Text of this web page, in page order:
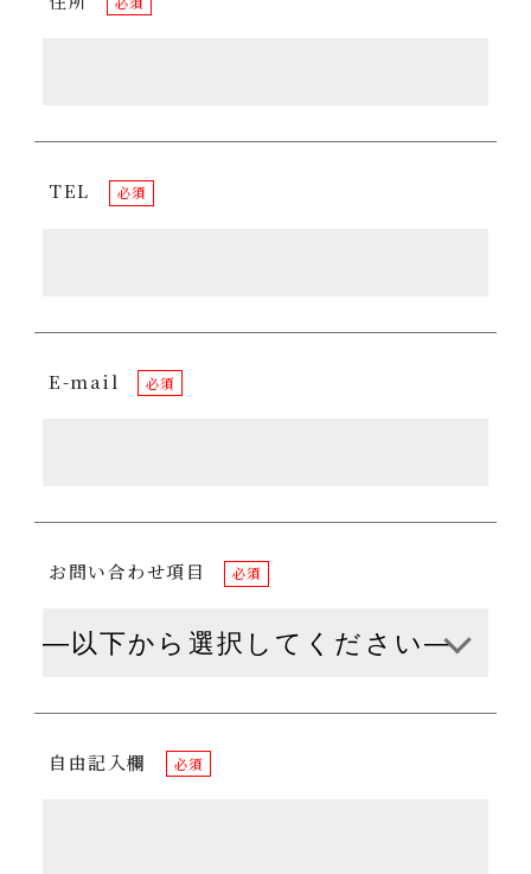
TEL 必須
E-mail 必須
お問い合わせ項目 必須
自由記入欄 必須